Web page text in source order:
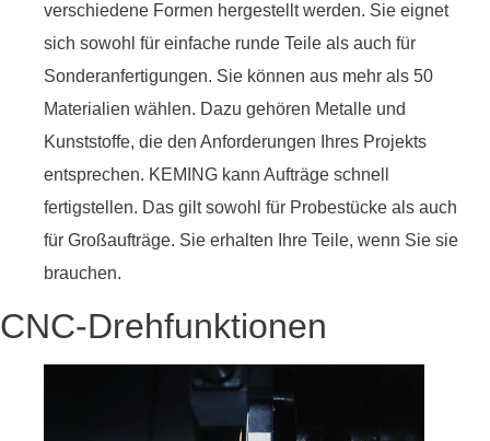
verschiedene Formen hergestellt werden. Sie eignet
sich sowohl für einfache runde Teile als auch für
Sonderanfertigungen. Sie können aus mehr als 50
Materialien wählen. Dazu gehören Metalle und
Kunststoffe, die den Anforderungen Ihres Projekts
entsprechen. KEMING kann Aufträge schnell
fertigstellen. Das gilt sowohl für Probestücke als auch
für Großaufträge. Sie erhalten Ihre Teile, wenn Sie sie
brauchen.
CNC-Drehfunktionen